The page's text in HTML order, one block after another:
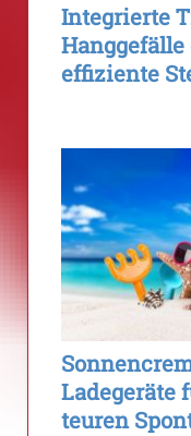
Integrierte
effiziente
Ladegeräte
teuren